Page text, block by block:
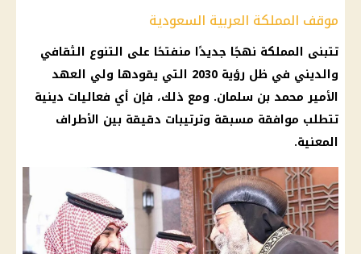
موقف المملكة العربية السعودية
تتبنى المملكة نهجًا جديدًا منفتحًا على التنوع الثقافي
والديني في ظل رؤية 2030 التي يقودها ولي العهد
الأمير محمد بن سلمان. ومع ذلك، فإن أي فعاليات دينية
تتطلب موافقة مسبقة وترتيبات دقيقة بين الأطراف
المعنية.